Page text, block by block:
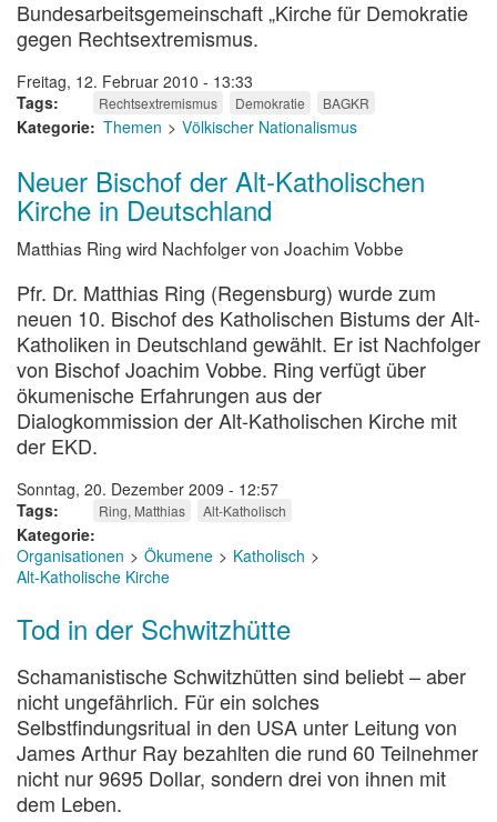
Bundesarbeitsgemeinschaft „Kirche für Demokratie
gegen Rechtsextremismus.
Freitag, 12. Februar 2010 - 13:33
Tags
Rechtsextremismus Demokratie BAGKR
Kategorie Themen Völkischer Nationalismus
Neuer Bischof der Alt-Katholischen
Kirche in Deutschland
Matthias Ring wird Nachfolger von Joachim Vobbe
Pfr. Dr. Matthias Ring (Regensburg) wurde zum
neuen 10. Bischof des Katholischen Bistums der Alt-
Katholiken in Deutschland gewählt. Er ist Nachfolger
von Bischof Joachim Vobbe. Ring verfügt über
ökumenische Erfahrungen aus der
Dialogkommission der Alt-Katholischen Kirche mit
der EKD.
Sonntag, 20. Dezember 2009 - 12:57
Tags
Ring, Matthias Alt-Katholisch
Kategorie
Organisationen
Ökumene
Katholisch
Alt-Katholische Kirche
Tod in der Schwitzhütte
Schamanistische Schwitzhütten sind beliebt – aber
nicht ungefährlich. Für ein solches
Selbstfindungsritual in den USA unter Leitung von
James Arthur Ray bezahlten die rund 60 Teilnehmer
nicht nur 9695 Dollar, sondern drei von ihnen mit
dem Leben.